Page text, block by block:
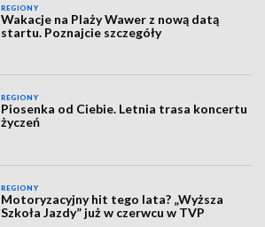
REGIONY
Wakacje na Plaży Wawer z nową datą
startu. Poznajcie szczegóły
REGIONY
Piosenka od Ciebie. Letnia trasa koncertu
życzeń
REGIONY
Motoryzacyjny hit tego lata? „Wyższa
Szkoła Jazdy” już w czerwcu w TVP